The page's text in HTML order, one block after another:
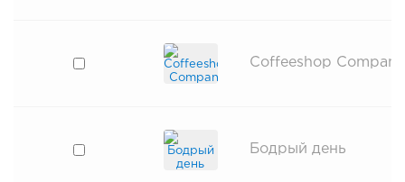
Coffeeshop Company
Бодрый день